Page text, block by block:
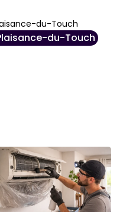
du-Touch
du-Touch